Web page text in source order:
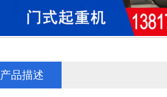
产品描述